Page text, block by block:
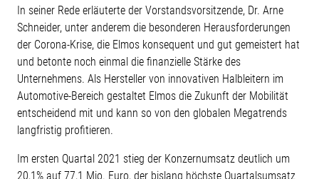
In seiner Rede erläuterte der Vorstandsvorsitzende, Dr. Arne
Schneider, unter anderem die besonderen Herausforderungen
der Corona-Krise, die Elmos konsequent und gut gemeistert hat
und betonte noch einmal die finanzielle Stärke des
Unternehmens. Als Hersteller von innovativen Halbleitern im
Automotive-Bereich gestaltet Elmos die Zukunft der Mobilität
entscheidend mit und kann so von den globalen Megatrends
langfristig profitieren.
Im ersten Quartal 2021 stieg der Konzernumsatz deutlich um
20,1% auf 77,1 Mio. Euro, der bislang höchste Quartalsumsatz